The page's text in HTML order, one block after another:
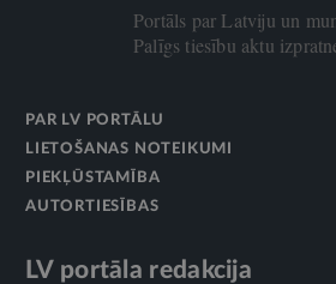
Portāls par Latviju un
Palīgs tiesību aktu
PAR LV PORTĀLU
LIETOŠANAS NOTEIKUMI
PIEKĻŪSTAMĪBA
AUTORTIESĪBAS
LV portāla redakcija